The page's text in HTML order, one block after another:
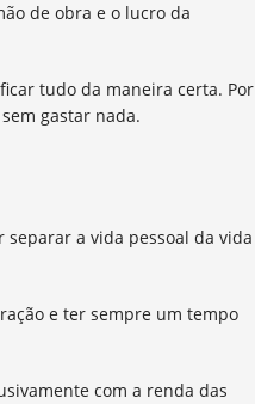
de obra e o lucro da
tudo da maneira certa. Por
gastar nada.
a vida pessoal da vida
e ter sempre um tempo
com a renda das